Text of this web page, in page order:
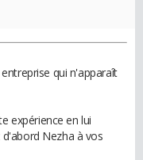
qui n'apparaît
expérience en lui
Nezha à vos